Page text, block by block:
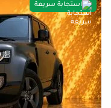
استجابة سريعة